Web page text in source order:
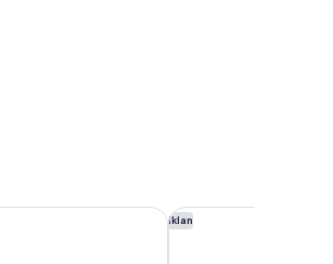
Airport - Directly connected to
Iklan
HOTEL COMENTO